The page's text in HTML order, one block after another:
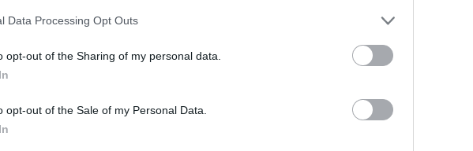
Data Processing Opt Outs
opt-out of the Sharing of my personal data.
opt-out of the Sale of my Personal Data.